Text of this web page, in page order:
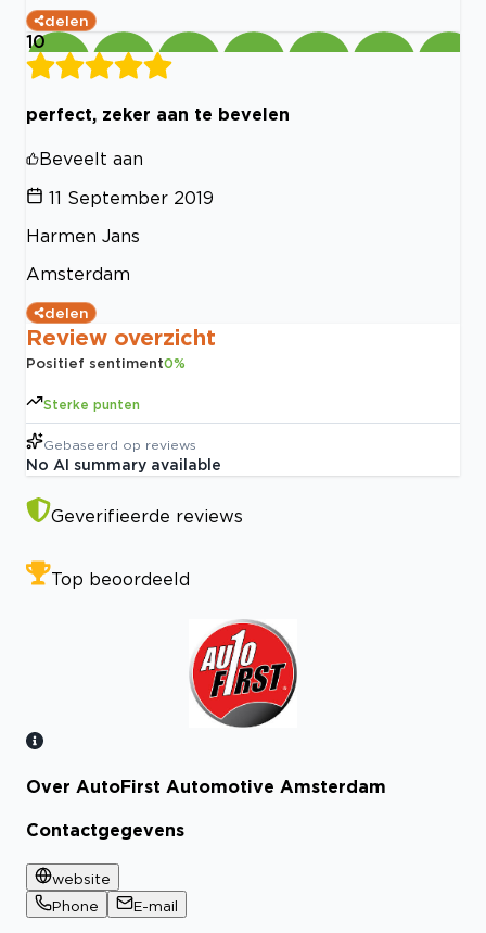
delen
10
perfect, zeker aan te bevelen
Beveelt aan
11 September 2019
Harmen Jans
Amsterdam
delen
Review overzicht
Positief sentiment0%
Sterke punten
Gebaseerd op reviews
No AI summary available
Geverifieerde reviews
Top beoordeeld
Bekijk certificaat
Over AutoFirst Automotive Amsterdam
Contactgegevens
website
Phone
E-mail